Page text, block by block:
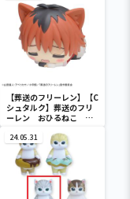
【葬送のフリーレン】【C
シュタルク】葬送のフリ
ーレン おひるねこ ミ
24.05.31